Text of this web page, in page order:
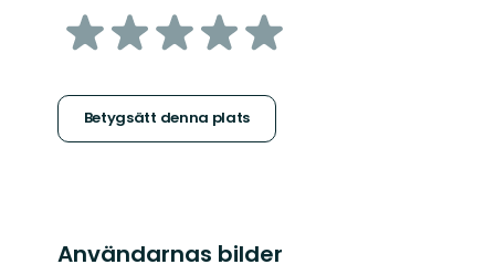
av
stjärnor
Betygsätt denna plats
Användarnas bilder